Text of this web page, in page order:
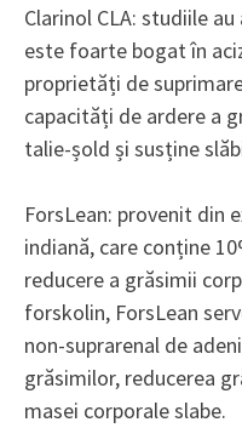
Clarinol CLA: studiile
este foarte bogat în
proprietăți de
capacități de ardere a
talie-șold și susține
ForsLean: provenit din
indiană, care conține
reducere a grăsimii
forskolin, ForsLean
non-suprarenal de
grăsimilor, reducerea
masei corporale slabe.